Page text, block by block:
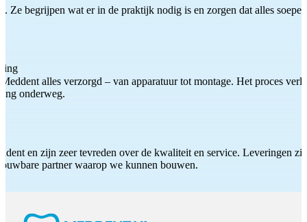
Ze begrijpen wat er in de praktijk nodig is en zorgen dat alles
alles verzorgd – van apparatuur tot montage. Het proces
onderweg.
en zijn zeer tevreden over de kwaliteit en service. Leveringen
partner waarop we kunnen bouwen.